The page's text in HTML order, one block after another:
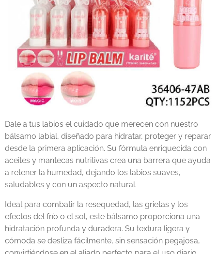
Dale a tus labios el cuidado que merecen con nuestro
bálsamo labial, diseñado para hidratar, proteger y reparar
desde la primera aplicación. Su fórmula enriquecida con
aceites y mantecas nutritivas crea una barrera que ayuda
a retener la humedad, dejando los labios suaves,
saludables y con un aspecto natural.
Ideal para combatir la resequedad, las grietas y los
efectos del frío o el sol, este bálsamo proporciona una
hidratación profunda y duradera. Su textura ligera y
cómoda se desliza fácilmente, sin sensación pegajosa,